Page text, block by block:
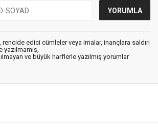
rencide edici cümleler veya imalar, inançlara saldırı
yazılmamış,
ve büyük harflerle yazılmış yorumlar